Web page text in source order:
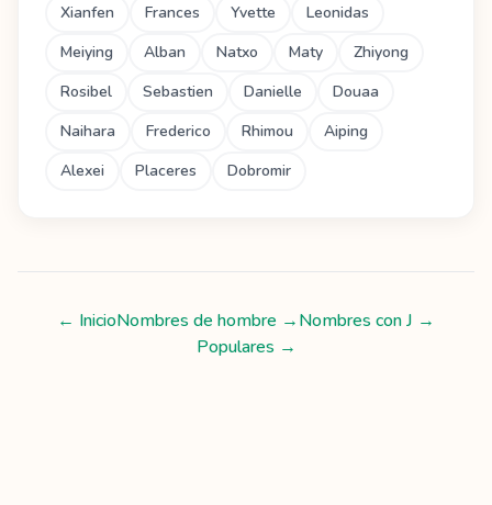
Xianfen Frances Yvette
Leonidas
Meiying
Alban Natxo Maty
Zhiyong
Rosibel
Sebastien Danielle
Douaa
Naihara
Frederico Rhimou
Aiping
Alexei
Placeres Dobromir
← InicioNombres de hombre →Nombres conJ →
Populares →